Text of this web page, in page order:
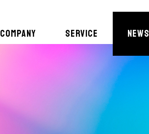
COMPANY SERVICE NEWS